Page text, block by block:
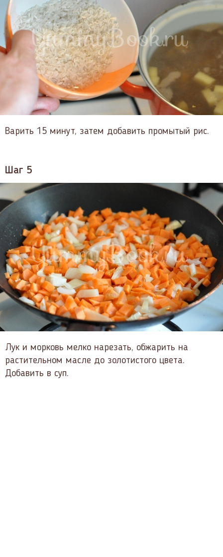
Варить 15 минут, затем добавить промытый рис.
Шаг 5
Лук и морковь мелко нарезать, обжарить на
растительном масле до золотистого цвета.
Добавить в суп.